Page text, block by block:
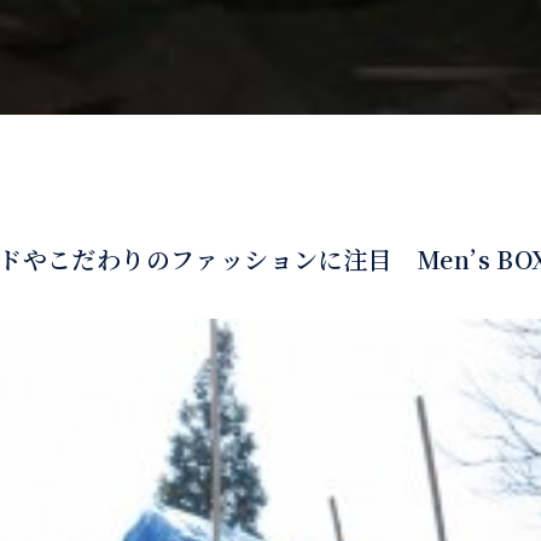
やこだわりのファッションに注目 Men’s